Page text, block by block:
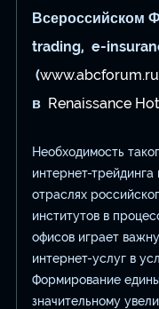
Всероссийском
trading, e-
(www.abcforum.ru
в Renaissance
Необходимость
интернет-
отраслях
институтов в
офисов играет
интернет-услуг в
Формирование
значительному